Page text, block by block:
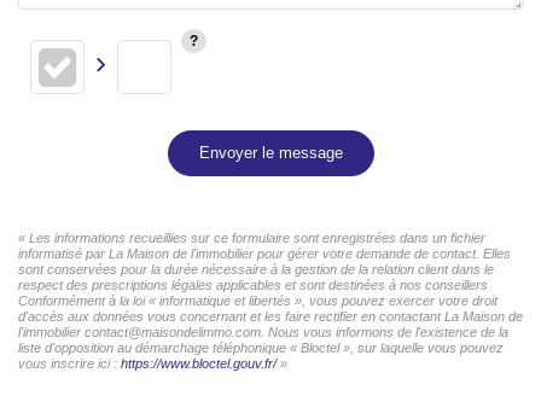
Envoyer le message
« Les informations recueillies sur ce formulaire sont enregistrées dans un fichier
informatisé par La Maison de l'immobilier pour gérer votre demande de contact. Elles
sont conservées pour la durée nécessaire à la gestion de la relation client dans le
respect des prescriptions légales applicables et sont destinées à nos conseillers
Conformément à la loi « informatique et libertés », vous pouvez exercer votre droit
d'accès aux données vous concernant et les faire rectifier en contactant La Maison de
l'immobilier contact@maisondelimmo.com. Nous vous informons de l'existence de la
liste d'opposition au démarchage téléphonique « Bloctel », sur laquelle vous pouvez
vous inscrire ici : https://www.bloctel.gouv.fr/»